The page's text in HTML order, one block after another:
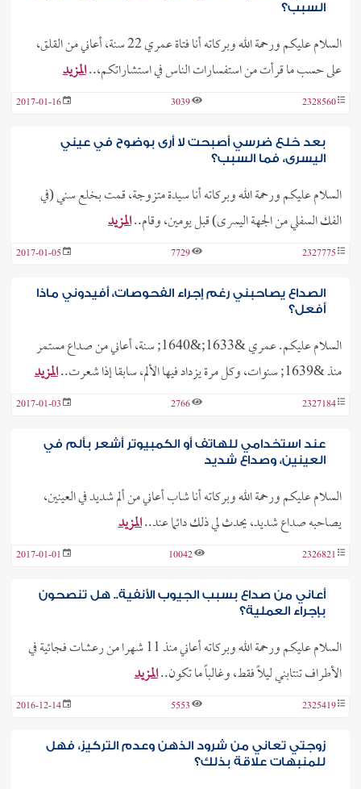
السبب؟
السلام عليكم ورحمة الله وبركاته أنا فتاة عمري 22 سنة، أعاني من القلق،
على حسب ما قرأت من استفسارات الناس في استشاراتكم،..المزيد
2328560
3039
2017-01-16
بعد خلع ضرسي أصبحت لا أرى بوضوح في عيني
اليسرى، فما السبب؟
السلام عليكم ورحمة الله وبركاته أنا سيدة متزوجة، قمت بخلع سني (في
الفك السفلي من الجهة اليسرى) قبل يومين، وقام..المزيد
2327775
7729
2017-01-05
الصداع يصاحبني رغم إجراء الفحوصات، أفيدوني ماذا
أفعل؟
السلام عليكم. عمري &1633;&1640; سنة، أعاني من صداع مستمر
منذ &1639; سنوات، وكل مرة يزداد فيها الألم، سابقا إذا شعرت..
المزيد
2327184
2766
2017-01-03
عند استخدامي للهاتف أو الكمبيوتر أشعر بألم في
العينين، وصداع شديد
السلام عليكم ورحمة الله وبركاته أنا شاب أعاني من ألم شديد في العينين،
يصاحبه صداع شديد، يحدث لي ذلك دائما عند..المزيد
2326821
10042
2017-01-01
أعاني من صداع بسبب الجيوب الأنفية.. هل تنصحون
بإجراء العملية؟
السلام عليكم ورحمة الله وبركاته أعاني منذ 11 شهرا من رعشات فجائية في
الأطراف تنتابني ليلاً فقط، وغالباً ما تكون..المزيد
2325419
5553
2016-12-14
زوجتي تعاني من شرود الذهن وعدم التركيز، فهل
للمنبهات علاقة بذلك؟